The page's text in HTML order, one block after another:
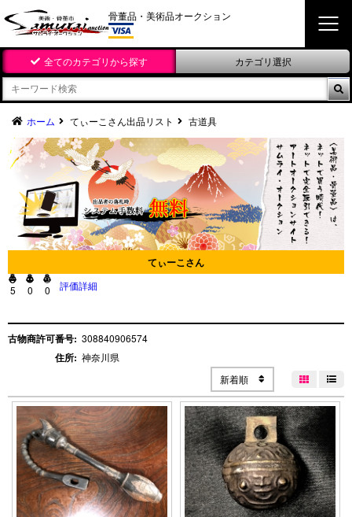
骨董品・美術品オークション
全てのカテゴリから探す カテゴリ選択

ホーム てぃーこさん出品リスト 古道具
てぃーこさん

5

0

0 評価詳細
古物商許可番号: 308840906574
住所: 神奈川県
新着順
 